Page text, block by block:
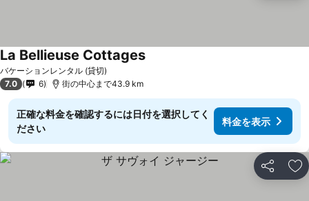
バケーションレンタル (貸切)
La Bellieuse Cottages
7.0 6 街の中心まで43.9 km
正確な料金を確認するには日付を選択してく
ださい
料金を表示
シェア お